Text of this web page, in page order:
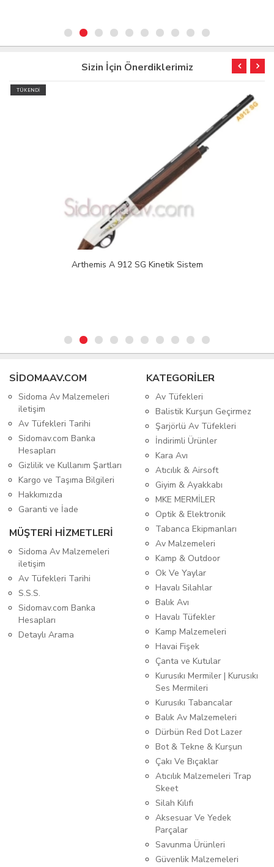
Sizin İçin Önerdiklerimiz
TÜKENDİ
Arthemis A 912 SG Kinetik Sistem
SIDOMAAV.COM
Sidoma Av Malzemeleri
iletişim
Av Tüfekleri Tarihi
Sidomav.com Banka
Hesapları
Gizlilik ve Kullanım Şartları
Kargo ve Taşıma Bilgileri
Hakkımızda
Garanti ve İade
MÜŞTERİ HİZMETLERİ
Sidoma Av Malzemeleri
iletişim
Av Tüfekleri Tarihi
S.S.S.
Sidomav.com Banka
Hesapları
Detaylı Arama
KATEGORİLER
Av Tüfekleri
Balistik Kurşun Geçirmez
Şarjörlü Av Tüfekleri
İndirimli Ürünler
Kara Avı
Atıcılık & Airsoft
Giyim & Ayakkabı
MKE MERMİLER
Optik & Elektronik
Tabanca Ekipmanları
Av Malzemeleri
Kamp & Outdoor
Ok Ve Yaylar
Havalı Silahlar
Balık Avı
Havalı Tüfekler
Kamp Malzemeleri
Havai Fişek
Çanta ve Kutular
Kurusıkı Mermiler | Kurusıkı
Ses Mermileri
Kurusıkı Tabancalar
Balık Av Malzemeleri
Dürbün Red Dot Lazer
Bot & Tekne & Kurşun
Çakı Ve Bıçaklar
Atıcılık Malzemeleri Trap
Skeet
Silah Kılıfı
Aksesuar Ve Yedek
Parçalar
Savunma Ürünleri
Güvenlik Malzemeleri